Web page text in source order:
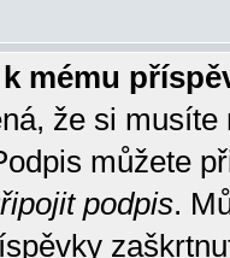
mému
že si
můžete
podpis.